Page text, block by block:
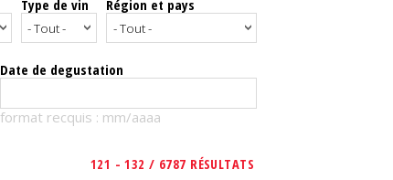
Type de vin Région et pays
Date de degustation
format recquis : mm/aaaa
121 - 132 / 6787 RÉSULTATS